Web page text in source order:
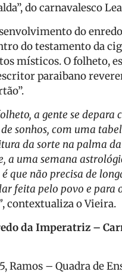
do carnavalesco
do
do testamento da
místicos. O folheto,
paraibano
a gente se
sonhos, com uma
da sorte na palma
a uma semana
que não precisa de
feita pelo povo e para
, contextualiza o Vieira.
da Imperatriz –
Ramos – Quadra de